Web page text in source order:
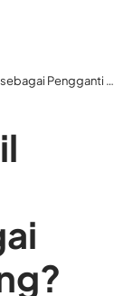
Pengganti Utang?